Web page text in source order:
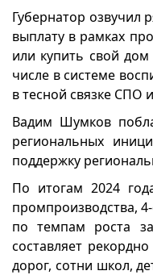
Губернатор озвучил
выплату в рамках
или купить свой
числе в системе
в тесной связке СПО
Вадим Шумков
региональных
поддержку
По итогам 2024
промпроизводства,
по темпам роста
составляет
дорог, сотни школ,